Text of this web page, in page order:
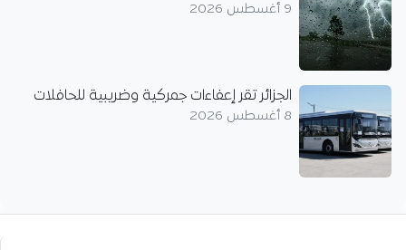
9 أغسطس 2026
الجزائر تقر إعفاءات جمركية وضريبية للحافلات
8 أغسطس 2026